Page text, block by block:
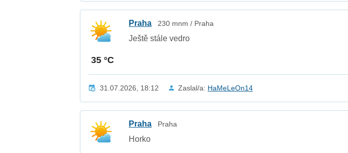
35 °C
Praha 230 mnm / Praha
Ještě stále vedro
31.07.2026, 18:12 Zaslal/a: HaMeLeOn14
Praha Praha
Horko